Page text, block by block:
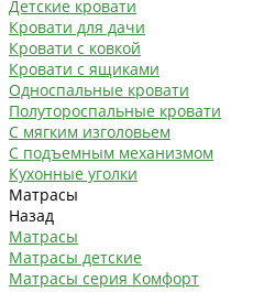
Детские кровати
Кровати для дачи
Кровати с ковкой
Кровати с ящиками
Односпальные кровати
Полутороспальные кровати
С мягким изголовьем
С подъемным механизмом
Кухонные уголки
Матрасы
Назад
Матрасы
Матрасы детские
Матрасы серия Комфорт